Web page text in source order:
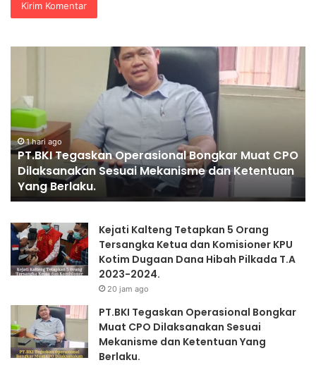
Bongkar Muat CPO
dan Ketentuan
PENGGANTIAN
KAPOLRI”KOMPETENSI
ABSOLUT
PRESIDEN”
1 hari ago
PENGGANTIAN
PRESIDEN”
Kejati Kalteng Tetapkan 5 Orang
Tersangka Ketua dan Komisioner KPU
Kotim Dugaan Dana Hibah Pilkada T.A
2023-2024.
20 jam ago
PT.BKI Tegaskan Operasional Bongkar
Muat CPO Dilaksanakan Sesuai
Mekanisme dan Ketentuan Yang
Berlaku.